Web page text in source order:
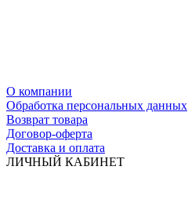
О компании
Обработка персональных данных
Возврат товара
Договор-оферта
Доставка и оплата
ЛИЧНЫЙ КАБИНЕТ